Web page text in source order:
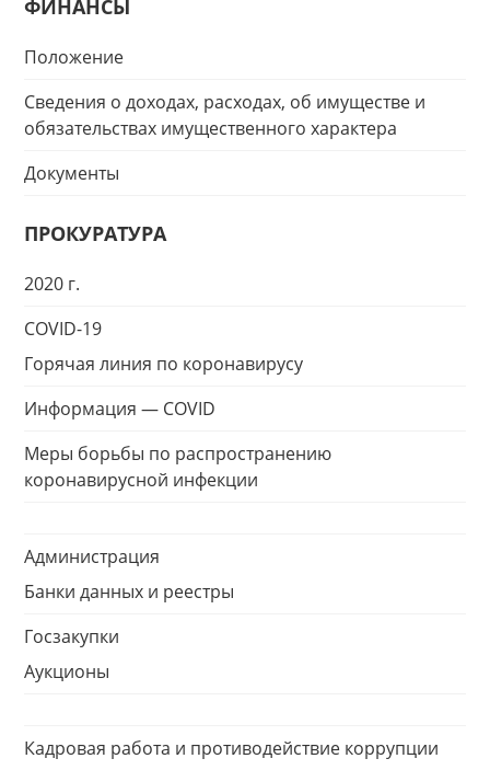
ФИНАНСЫ
Положение
Сведения о доходах, расходах, об имуществе и
обязательствах имущественного характера
Документы
ПРОКУРАТУРА
2020 г.
COVID-19
Горячая линия по коронавирусу
Информация — COVID
Меры борьбы по распространению
коронавирусной инфекции
Администрация
Банки данных и реестры
Госзакупки
Аукционы
Кадровая работа и противодействие коррупции